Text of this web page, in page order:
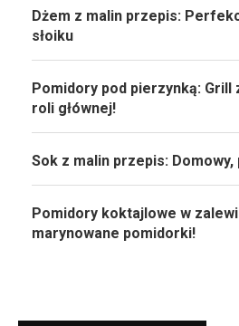
Dżem z malin przepis:
słoiku
Pomidory pod pierzynką:
roli głównej!
Sok z malin przepis:
Pomidory koktajlowe w
marynowane pomidorki!